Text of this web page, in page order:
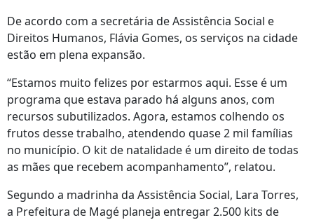
De acordo com a secretária de Assistência Social e
Direitos Humanos, Flávia Gomes, os serviços na cidade
estão em plena expansão.
“Estamos muito felizes por estarmos aqui. Esse é um
programa que estava parado há alguns anos, com
recursos subutilizados. Agora, estamos colhendo os
frutos desse trabalho, atendendo quase 2 mil famílias
no município. O kit de natalidade é um direito de todas
as mães que recebem acompanhamento”, relatou.
Segundo a madrinha da Assistência Social, Lara Torres,
a Prefeitura de Magé planeja entregar 2.500 kits de